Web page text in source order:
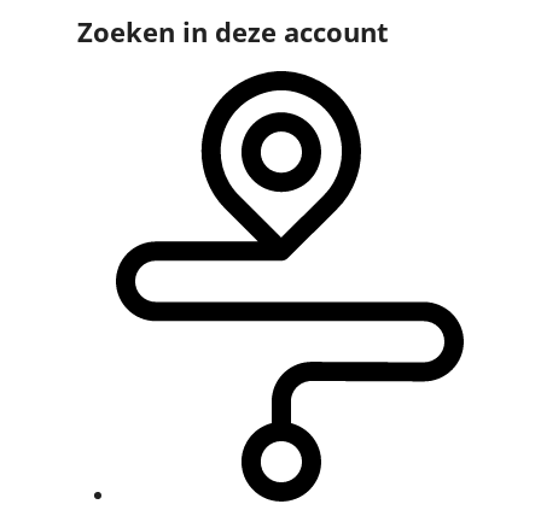
Zoeken in deze account